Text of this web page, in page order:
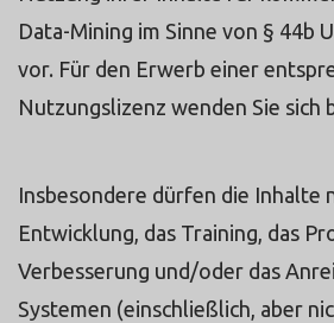
Data-Mining im Sinne von § 44b
vor. Für den Erwerb einer
Nutzungslizenz wenden Sie sich
Insbesondere dürfen die Inhalte
Entwicklung, das Training, das
Verbesserung und/oder das
Systemen (einschließlich, aber